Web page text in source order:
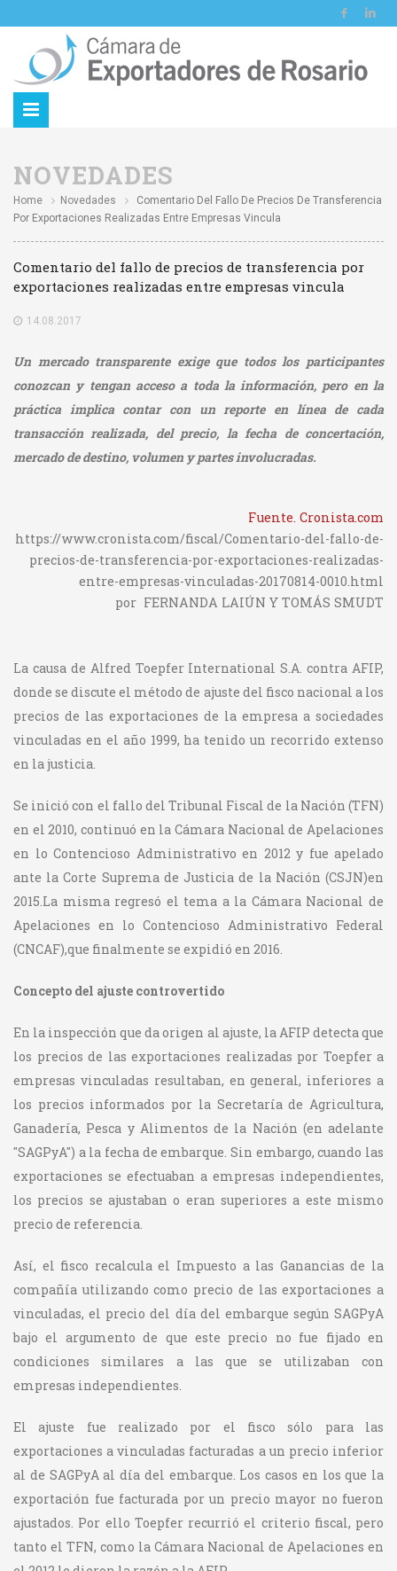
NOVEDADES
Home Novedades
Comentario Del Fallo De Precios De Transferencia
Por Exportaciones Realizadas Entre Empresas Vincula
Comentario del fallo de precios de transferencia por
exportaciones realizadas entre empresas vincula
14.08.2017
Un mercado transparente exige que todos los participantes
conozcan y tengan acceso a toda la información, pero en la
práctica implica contar con un reporte en línea de cada
transacción realizada, del precio, la fecha de concertación,
mercado de destino, volumen y partes involucradas.
Fuente. Cronista.com
https://www.cronista.com/fiscal/Comentario-del-fallo-de-
precios-de-transferencia-por-exportaciones-realizadas-
entre-empresas-vinculadas-20170814-0010.html
por FERNANDA LAIÚN Y TOMÁS SMUDT
La causa de Alfred Toepfer International S.A. contra AFIP,
donde se discute el método de ajuste del fisco nacional a los
precios de las exportaciones de la empresa a sociedades
vinculadas en el año 1999, ha tenido un recorrido extenso
en la justicia.
Se inició con el fallo del Tribunal Fiscal de la Nación (TFN)
en el 2010, continuó en la Cámara Nacional de Apelaciones
en lo Contencioso Administrativo en 2012 y fue apelado
ante la Corte Suprema de Justicia de la Nación (CSJN)en
2015.La misma regresó el tema a la Cámara Nacional de
Apelaciones en lo Contencioso Administrativo Federal
(CNCAF),que finalmente se expidió en 2016.
Concepto del ajuste controvertido
En la inspección que da origen al ajuste, la AFIP detecta que
los precios de las exportaciones realizadas por Toepfer a
empresas vinculadas resultaban, en general, inferiores a
los precios informados por la Secretaría de Agricultura,
Ganadería, Pesca y Alimentos de la Nación (en adelante
"SAGPyA") a la fecha de embarque. Sin embargo, cuando las
exportaciones se efectuaban a empresas independientes,
los precios se ajustaban o eran superiores a este mismo
precio de referencia.
Así, el fisco recalcula el Impuesto a las Ganancias de la
compañía utilizando como precio de las exportaciones a
vinculadas, el precio del día del embarque según SAGPyA
bajo el argumento de que este precio no fue fijado en
condiciones similares a las que se utilizaban con
empresas independientes.
El ajuste fue realizado por el fisco sólo para las
exportaciones a vinculadas facturadas a un precio inferior
al de SAGPyA al día del embarque. Los casos en los que la
exportación fue facturada por un precio mayor no fueron
ajustados. Por ello Toepfer recurrió el criterio fiscal, pero
tanto el TFN, como la Cámara Nacional de Apelaciones en